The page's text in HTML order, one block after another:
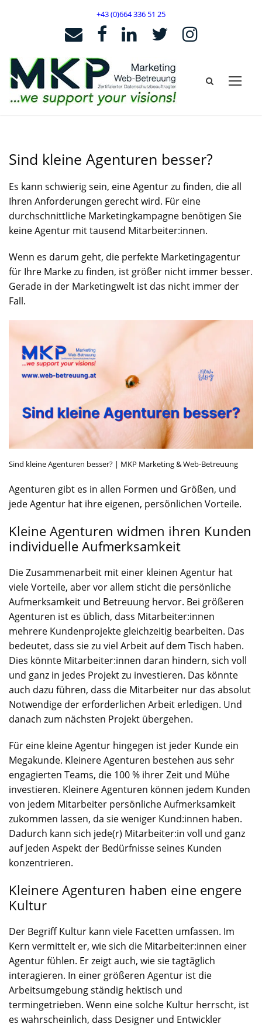
+43 (0)664 336 51 25
Sind kleine Agenturen besser?
Es kann schwierig sein, eine Agentur zu finden, die all
Ihren Anforderungen gerecht wird. Für eine
durchschnittliche Marketingkampagne benötigen Sie
keine Agentur mit tausend Mitarbeiter:innen.
Wenn es darum geht, die perfekte Marketingagentur
für Ihre Marke zu finden, ist größer nicht immer besser.
Gerade in der Marketingwelt ist das nicht immer der
Fall.
Sind kleine Agenturen besser? | MKP Marketing & Web-Betreuung
Agenturen gibt es in allen Formen und Größen, und
jede Agentur hat ihre eigenen, persönlichen Vorteile.
Kleine Agenturen widmen ihren Kunden
individuelle Aufmerksamkeit
Die Zusammenarbeit mit einer kleinen Agentur hat
viele Vorteile, aber vor allem sticht die persönliche
Aufmerksamkeit und Betreuung hervor. Bei größeren
Agenturen ist es üblich, dass Mitarbeiter:innen
mehrere Kundenprojekte gleichzeitig bearbeiten. Das
bedeutet, dass sie zu viel Arbeit auf dem Tisch haben.
Dies könnte Mitarbeiter:innen daran hindern, sich voll
und ganz in jedes Projekt zu investieren. Das könnte
auch dazu führen, dass die Mitarbeiter nur das absolut
Notwendige der erforderlichen Arbeit erledigen. Und
danach zum nächsten Projekt übergehen.
Für eine kleine Agentur hingegen ist jeder Kunde ein
Megakunde. Kleinere Agenturen bestehen aus sehr
engagierten Teams, die 100 % ihrer Zeit und Mühe
investieren. Kleinere Agenturen können jedem Kunden
von jedem Mitarbeiter persönliche Aufmerksamkeit
zukommen lassen, da sie weniger Kund:innen haben.
Dadurch kann sich jede(r) Mitarbeiter:in voll und ganz
auf jeden Aspekt der Bedürfnisse seines Kunden
konzentrieren.
Kleinere Agenturen haben eine engere
Kultur
Der Begriff Kultur kann viele Facetten umfassen. Im
Kern vermittelt er, wie sich die Mitarbeiter:innen einer
Agentur fühlen. Er zeigt auch, wie sie tagtäglich
interagieren. In einer größeren Agentur ist die
Arbeitsumgebung ständig hektisch und
termingetrieben. Wenn eine solche Kultur herrscht, ist
es wahrscheinlich, dass Designer und Entwickler